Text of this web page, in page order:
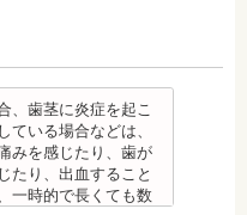
上下前歯各4本）、歯
発症する事がありま
治していくため、一
こともあります。
必要になることがあ
ただけない場合、治
ます。
場合がありますの
科医師の指示のもと
人差が大きくあらわ
との見解の相違も起
相談ください。
が短くなる「歯根吸
ます。
げる癖があった場
かない、食事を噛む
症する場合がありま
ることもあります。
み合わせの治療を行
戻る場合もありま
にのみ対応できま
科的にインプラント
す。また、普段服薬
療ですが、その欠損
のかみ合わせを提案
いでしょう。
行うため、手術中に
りません。
だけでは、虫歯や歯
して行う必要があり
落とすことの出来な
・バイオフィルムを
て除去する技術で
、歯茎に炎症を起こ
ている場合などは、
みを感じたり、歯が
たり、出血すること
一時的で長くても数